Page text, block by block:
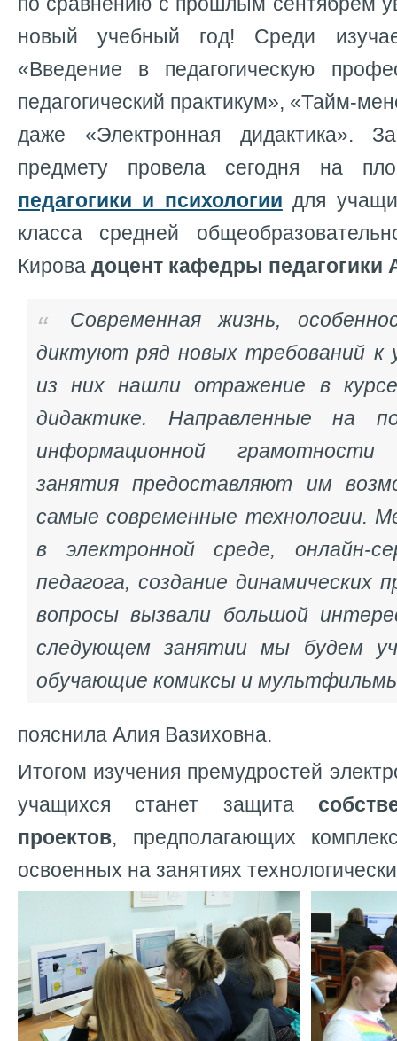
новый учебный год! Cреди
«Введение в педагогическую
педагогический практикум», «Тайм-
даже «Электронная дидактика».
предмету провела сегодня на
педагогики и психологии для
класса средней
Кирова доцент кафедры
Современная жизнь,
диктуют ряд новых требований к
из них нашли отражение в
дидактике. Направленные на
информационной
занятия предоставляют им
самые современные технологии.
в электронной среде, онлайн-
педагога, создание динамических
вопросы вызвали большой
следующем занятии мы будем
обучающие комиксы и
пояснила Алия Вазиховна.
Итогом изучения премудростей
учащихся станет защита
проектов, предполагающих
освоенных на занятиях